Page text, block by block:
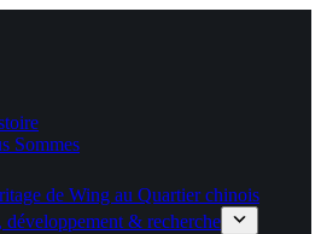
Sommes
de Wing au Quartier chinois
développement & recherche